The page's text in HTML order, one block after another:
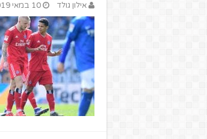
אילון גולד 10 במאי 2019